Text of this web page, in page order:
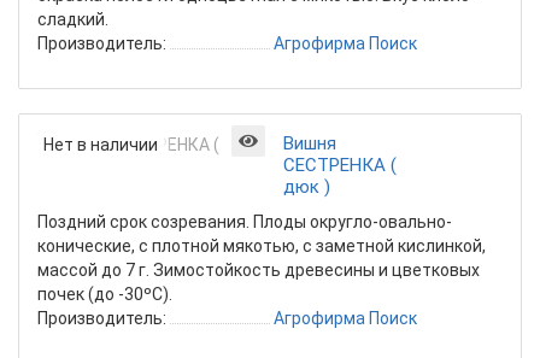
сладкий.
Производитель:
Агрофирма Поиск
Нет в наличии
Вишня
СЕСТРЕНКА (
дюк )
Поздний срок созревания. Плоды округло-овально-
конические, с плотной мякотью, с заметной кислинкой,
массой до 7 г. Зимостойкость древесины и цветковых
почек (до -30ºС).
Производитель:
Агрофирма Поиск